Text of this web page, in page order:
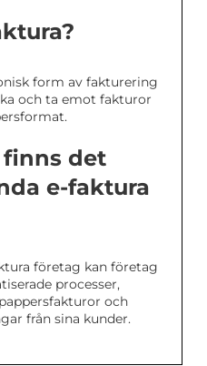
form av fakturering
och ta emot fakturor
det
e-faktura
företag kan företag
processer,
och
från sina kunder.